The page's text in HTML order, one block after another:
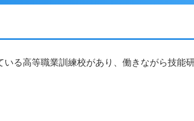
る高等職業訓練校があり、働きながら技能